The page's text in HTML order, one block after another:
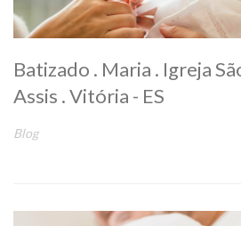
Batizado . Maria . Igreja
Assis . Vitória - ES
Blog